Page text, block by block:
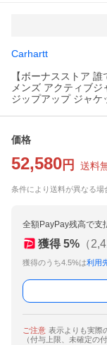
Carhartt
【ボーナスストア
メンズ アクティブ
ジップアップ ジャケ
価格
52,580 円 送料
条件により送料が異なる場
全額PayPay残高で支
獲得 5% （
獲得のうち4.5%は利用
ご注意 表示よりも実際
（付与上限、未確定の付